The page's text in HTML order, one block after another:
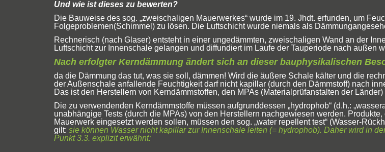
Und wie ist dieses zu bewerten?
Die Bauweise des sog. „zweischaligen Mauerwerkes“ wurde im 19. Jhdt. erfunden, um
Folgeproblemen(Schimmel) zu lösen. Die Luftschicht wurde niemals als
Rechnerisch (nach Glaser) entsteht in einer ungedämmten, zweischaligen Wand an der
Luftschicht zur Innenschale gelangen und diffundiert im Laufe der Tauperiode nach außen
Nach erfolgter Kerndämmung ändert sich an dieser bauphysikalischen
da die Dämmung das tut, was sie soll, dämmen! Wird die äußere Schale kälter und die
der Außenschale anfallende Feuchtigkeit darf nicht kapillar (durch den Dämmstoff) nach
Das ist den Herstellern von Kerndämmstoffen, den MPAs (Materialprüfanstalten der
Die zu verwendenden Kerndämmstoffe müssen aufgrunddessen „hydrophob“ (d.h.:
unabhängige Tests (durch die MPAs) von den Herstellern nachgewiesen werden.
Mauerwerk eingesetzt werden sollen, müssen den sog. „water repellent test“ (Wasser-
gilt: sie können Wasser nicht kapillar zur Innenschale leiten (= hydrophob). Daher wird in
Punkt 3.3. explizit erwähnt: